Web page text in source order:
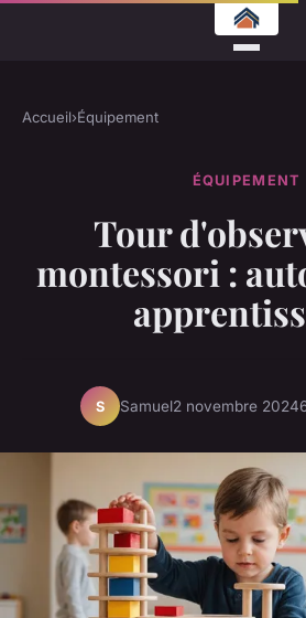
Accueil›Équipement
ÉQUIPEMENT
Tour
montessori :
S Samuel2 novembre 2024